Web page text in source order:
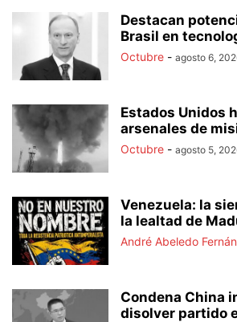
Destacan
Brasil en
Octubre - agosto 6,
Estados Unidos
arsenales de
Octubre - agosto 5,
Venezuela: la
la lealtad de
André Abeledo
Condena China
disolver partido